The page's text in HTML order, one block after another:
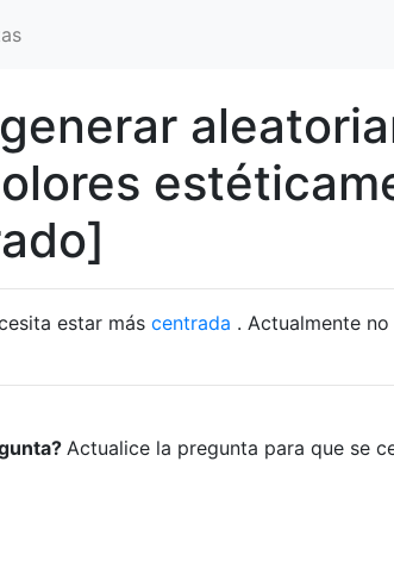
estar más centrada . Actualmente
Actualice la pregunta para que se